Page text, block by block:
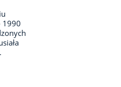
1990